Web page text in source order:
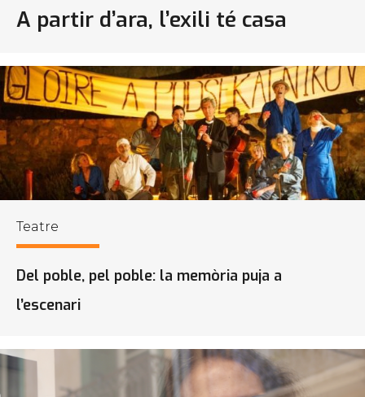
A partir d’ara, l’exili té casa
Teatre
Del poble, pel poble: la memòria puja a
l’escenari